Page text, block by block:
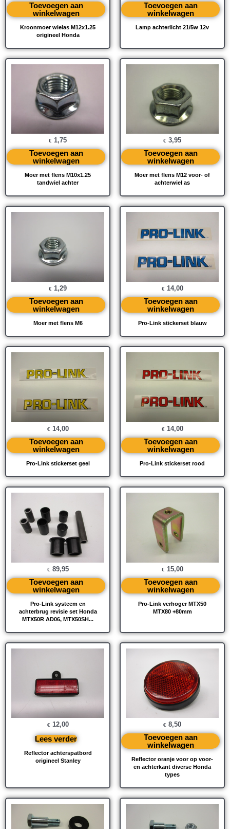
Kroonmoer wielas M12x1.25
origineel Honda
Toevoegen aan
winkelwagen
Lamp achterlicht 21/5w 12v
Toevoegen aan
winkelwagen
Moer met flens M10x1.25
tandwiel achter
€ 1,75
Toevoegen aan
winkelwagen
Moer met flens M12 voor- of
achterwiel as
€ 3,95
Toevoegen aan
winkelwagen
Moer met flens M6
€ 1,29
Toevoegen aan
winkelwagen
Pro-Link stickerset blauw
€ 14,00
Toevoegen aan
winkelwagen
Pro-Link stickerset geel
€ 14,00
Toevoegen aan
winkelwagen
Pro-Link stickerset rood
€ 14,00
Toevoegen aan
winkelwagen
Pro-Link systeem en
achterbrug revisie set Honda
MTX50R AD06, MTX50SH...
€ 89,95
Toevoegen aan
winkelwagen
Pro-Link verhoger MTX50
MTX80 +80mm
€ 15,00
Toevoegen aan
winkelwagen
Reflector achterspatbord
origineel Stanley
€ 12,00
Lees verder
Reflector oranje voor op voor-
en achterkant diverse Honda
types
€ 8,50
Toevoegen aan
winkelwagen